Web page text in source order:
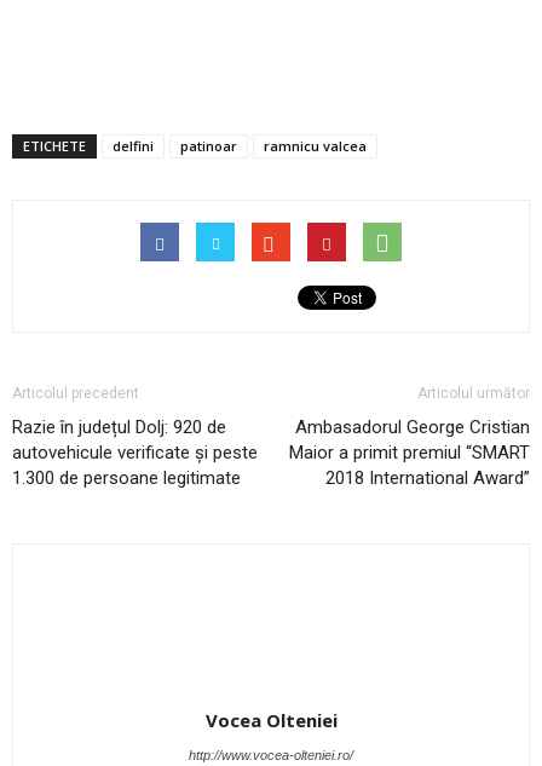
ETICHETE delfini patinoar ramnicu valcea
Articolul precedent
Razie în județul Dolj: 920 de
autovehicule verificate și peste
1.300 de persoane legitimate
Articolul următor
Ambasadorul George Cristian
Maior a primit premiul “SMART
2018 International Award”
Vocea Olteniei
http://www.vocea-olteniei.ro/